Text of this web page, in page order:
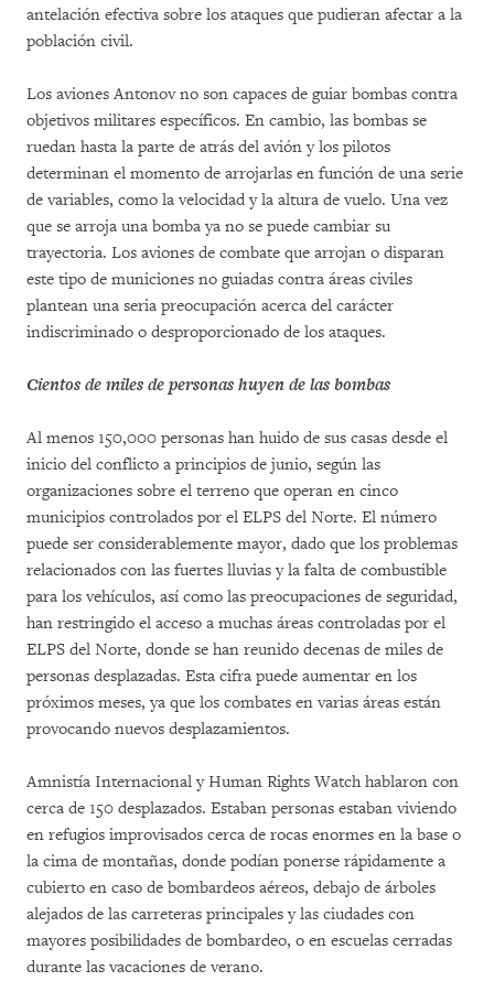
antelación efectiva sobre los ataques que pudieran afectar a la
población civil.
Los aviones Antonov no son capaces de guiar bombas contra
objetivos militares específicos. En cambio, las bombas se
ruedan hasta la parte de atrás del avión y los pilotos
determinan el momento de arrojarlas en función de una serie
de variables, como la velocidad y la altura de vuelo. Una vez
que se arroja una bomba ya no se puede cambiar su
trayectoria. Los aviones de combate que arrojan o disparan
este tipo de municiones no guiadas contra áreas civiles
plantean una seria preocupación acerca del carácter
indiscriminado o desproporcionado de los ataques.
Cientos de miles de personas huyen de las bombas
Al menos 150,000 personas han huido de sus casas desde el
inicio del conflicto a principios de junio, según las
organizaciones sobre el terreno que operan en cinco
municipios controlados por el ELPS del Norte. El número
puede ser considerablemente mayor, dado que los problemas
relacionados con las fuertes lluvias y la falta de combustible
para los vehículos, así como las preocupaciones de seguridad,
han restringido el acceso a muchas áreas controladas por el
ELPS del Norte, donde se han reunido decenas de miles de
personas desplazadas. Esta cifra puede aumentar en los
próximos meses, ya que los combates en varias áreas están
provocando nuevos desplazamientos.
Amnistía Internacional y Human Rights Watch hablaron con
cerca de 150 desplazados. Estaban personas estaban viviendo
en refugios improvisados cerca de rocas enormes en la base o
la cima de montañas, donde podían ponerse rápidamente a
cubierto en caso de bombardeos aéreos, debajo de árboles
alejados de las carreteras principales y las ciudades con
mayores posibilidades de bombardeo, o en escuelas cerradas
durante las vacaciones de verano.